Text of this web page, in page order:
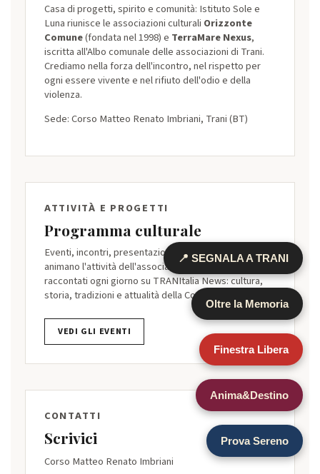
Oltre la Memoria
📍 SEGNALA A TRANI
Finestra Libera
Anima&Destino
Prova Sereno
Casa di progetti, spirito e comunità: Istituto Sole e
Luna riunisce le associazioni culturali Orizzonte
Comune(fondata nel 1998) e TerraMare Nexus,
iscritta all'Albo comunale delle associazioni di Trani.
Crediamo nella forza dell'incontro, nel rispetto per
ogni essere vivente e nel rifiuto dell'odio e della
violenza.
Sede: Corso Matteo Renato Imbriani, Trani (BT)
ATTIVITÀ E PROGETTI
Programma culturale
Eventi, incontri, presentazioni e progetti editoriali
animano l'attività dell'associazione tutto l'anno,
raccontati ogni giorno su TRANItalia News: cultura,
storia, tradizioni e attualità della Costa Sveva.
VEDI GLI EVENTI
CONTATTI
Scrivici
Corso Matteo Renato Imbriani